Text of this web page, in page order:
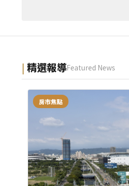
精選報導Featured News
房市焦點